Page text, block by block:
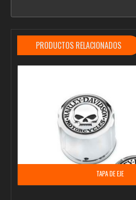
PRODUCTOS RELACIONADOS
TAPA DE EJE